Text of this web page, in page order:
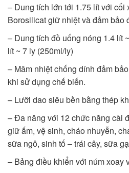
– Dung tích lớn tới 1.75 lít với cối
Borosilicat giữ nhiệt và đảm bảo
– Dung tích đồ uống nóng 1.4 lít
lít ~ 7 ly (250ml/ly)
– Mâm nhiệt chống dính đảm
khi sử dụng chế biến.
– Lưỡi dao siêu bền bằng thép
– Đa năng với 12 chức năng cài
giữ ấm, vệ sinh, cháo nhuyễn,
sữa ngô, sinh tố – trái cây, sữa
– Bảng điều khiển với núm xoay